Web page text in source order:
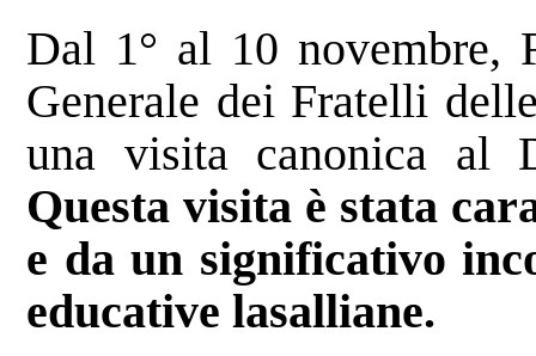
Dal 1° al 10 novembre,
Generale dei Fratelli
una visita canonica al
Questa visita è stata
e da un significativo
educative lasalliane.